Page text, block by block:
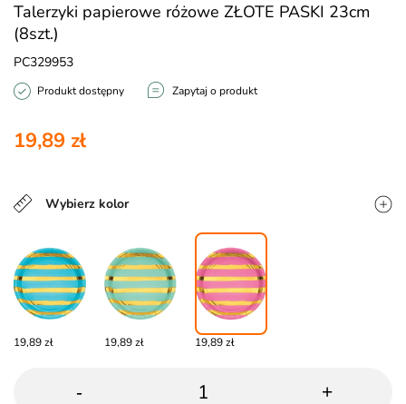
Talerzyki papierowe różowe ZŁOTE PASKI 23cm
(8szt.)
PC329953
Produkt dostępny Zapytaj o produkt
19,89 zł
Wybierz kolor
19,89 zł 19,89 zł 19,89 zł
- +